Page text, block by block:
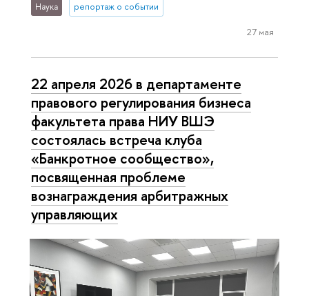
Наука репортаж о событии
27 мая
22 апреля 2026 в департаменте
правового регулирования бизнеса
факультета права НИУ ВШЭ
состоялась встреча клуба
«Банкротное сообщество»,
посвященная проблеме
вознаграждения арбитражных
управляющих